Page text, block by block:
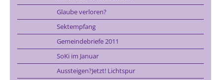
Glaube verloren?
Sektempfang
Gemeindebriefe 2011
SoKi im Januar
Aussteigen?Jetzt! Lichtspur